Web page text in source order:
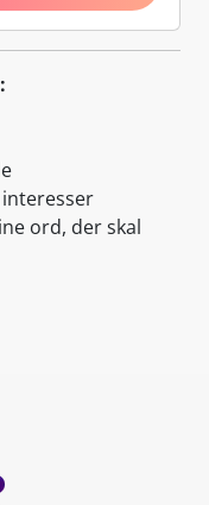
ord, der skal